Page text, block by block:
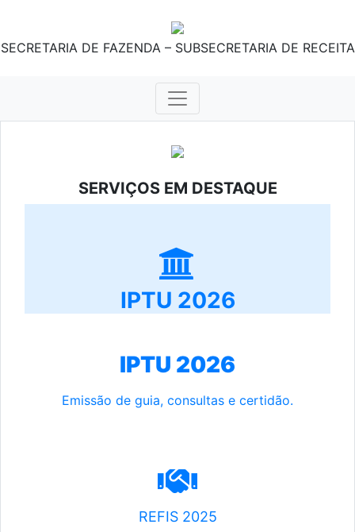
SECRETARIA DE FAZENDA – SUBSECRETARIA DE RECEITA
SERVIÇOS EM DESTAQUE
IPTU 2026
IPTU 2026
Emissão de guia, consultas e certidão.
REFIS 2025